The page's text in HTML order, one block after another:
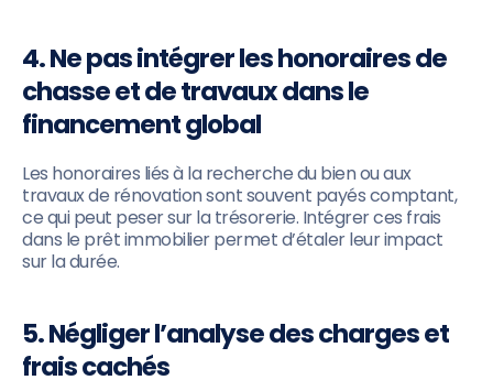
4. Ne pas intégrer les honoraires de
chasse et de travaux dans le
financement global
Les honoraires liés à la recherche du bien ou aux
travaux de rénovation sont souvent payés comptant,
ce qui peut peser sur la trésorerie. Intégrer ces frais
dans le prêt immobilier permet d’étaler leur impact
sur la durée.
5. Négliger l’analyse des charges et
frais cachés